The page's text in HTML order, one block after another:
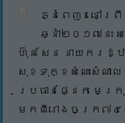
ភ្នំពេញ ៖ នៅព្
ឆ្នាំ២០១៧នេះ
ហ៊ុន សែន នាយករ
សុខទុក្ខសំណេះសំណា
ប្រធានផ្នែក មេ
មកពីរោងចក្រ៧៤ផ្